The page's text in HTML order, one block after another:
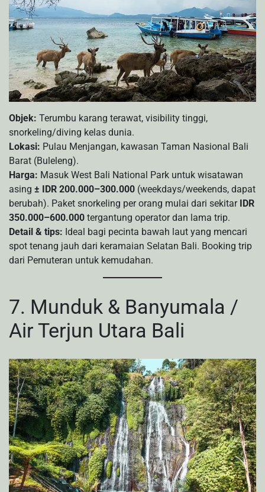
Objek: Terumbu karang terawat, visibility tinggi,
snorkeling/diving kelas dunia.
Lokasi: Pulau Menjangan, kawasan Taman Nasional Bali
Barat (Buleleng).
Harga: Masuk West Bali National Park untuk wisatawan
asing ± IDR 200.000–300.000 (weekdays/weekends, dapat
berubah). Paket snorkeling per orang mulai dari sekitar IDR
350.000–600.000 tergantung operator dan lama trip.
Detail & tips: Ideal bagi pecinta bawah laut yang mencari
spot tenang jauh dari keramaian Selatan Bali. Booking trip
dari Pemuteran untuk kemudahan.
7. Munduk & Banyumala /
Air Terjun Utara Bali